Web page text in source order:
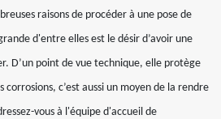
raisons de procéder à une pose de
d'entre elles est le désir d’avoir une
D’un point de vue technique, elle protège
corrosions, c’est aussi un moyen de la rendre
vous à l'équipe d'accueil de